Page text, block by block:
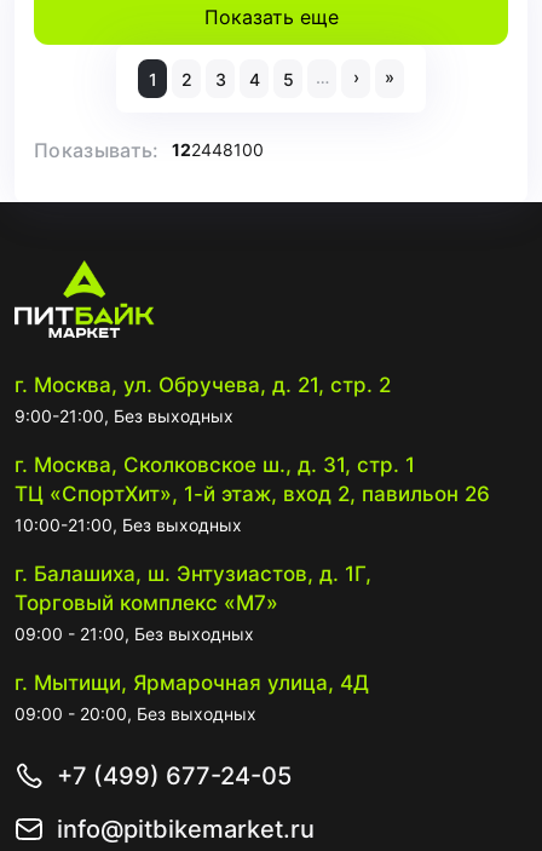
Показать еще
1 2 3 4 5 … › »
Показывать: 122448100
г. Москва, ул. Обручева, д. 21, стр. 2
9:00-21:00, Без выходных
г. Москва, Сколковское ш., д. 31, стр. 1
ТЦ «СпортХит», 1-й этаж, вход 2, павильон 26
10:00-21:00, Без выходных
г. Балашиха, ш. Энтузиастов, д. 1Г,
Торговый комплекс «М7»
09:00 - 21:00, Без выходных
г. Мытищи, Ярмарочная улица, 4Д
09:00 - 20:00, Без выходных
+7 (499) 677-24-05
info@pitbikemarket.ru